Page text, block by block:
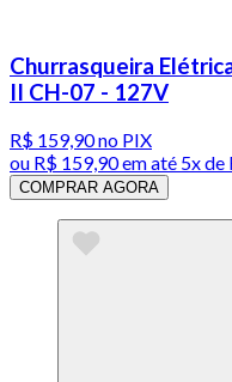
Churrasqueira
II CH-07 - 127V
R$ 159,90no PIX
ou R$ 159,90em até 5x de
COMPRAR AGORA